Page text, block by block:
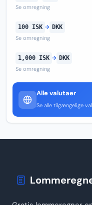
Se omregning
100 ISK → DKK
Se omregning
1,000 ISK → DKK
Se omregning
Alle valutaer
Se alle tilgængelige